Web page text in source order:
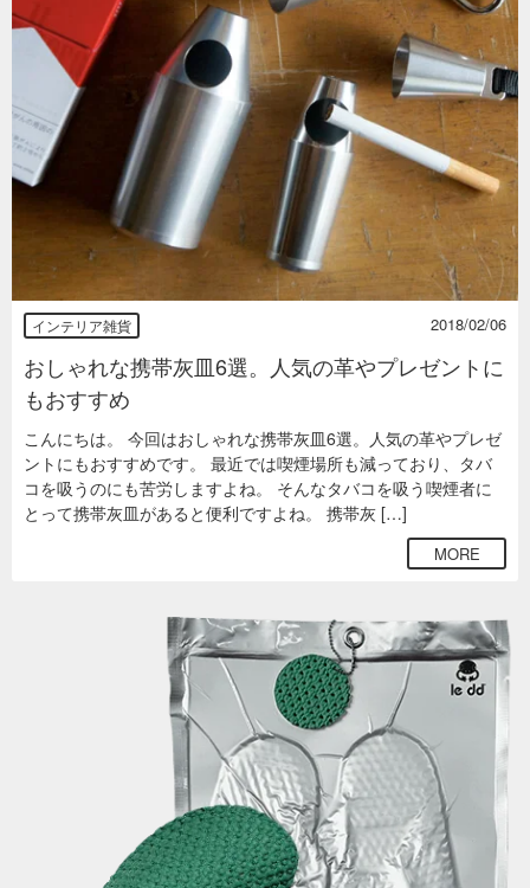
インテリア雑貨 2018/02/06
おしゃれな携帯灰皿6選。人気の革やプレゼントに
もおすすめ
こんにちは。 今回はおしゃれな携帯灰皿6選。人気の革やプレゼ
ントにもおすすめです。 最近では喫煙場所も減っており、タバ
コを吸うのにも苦労しますよね。 そんなタバコを吸う喫煙者に
とって携帯灰皿があると便利ですよね。 携帯灰 […]
MORE